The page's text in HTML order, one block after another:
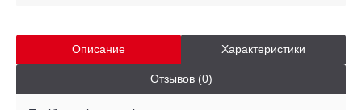
Описание Характеристики
Отзывов (0)